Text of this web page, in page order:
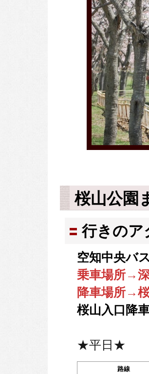
桜山公園
行きのア
空知中央バ
乗車場所→
降車場所→
桜山入口降
★平日★
路線